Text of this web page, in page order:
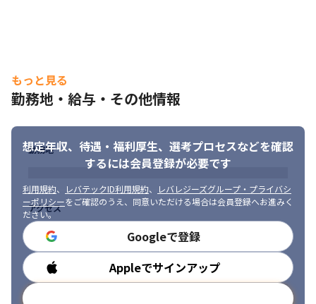
もっと見る
勤務地・給与・その他情報
想定年収、待遇・福利厚生、 選考プロセスなどを確認
するには会員登録が必要です
利用規約、 レバテックID利用規約、
レバレジーズグループ・プライバシ
ーポリシーをご確認のうえ、同意いただける場合は会員登録へお進みく
ださい。
Googleで登録
Appleでサインアップ
勤務地
アクセス
勤務時間